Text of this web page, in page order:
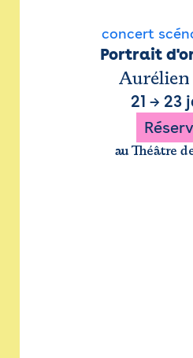
concert
Portrait
21 → 23
au Théâtre